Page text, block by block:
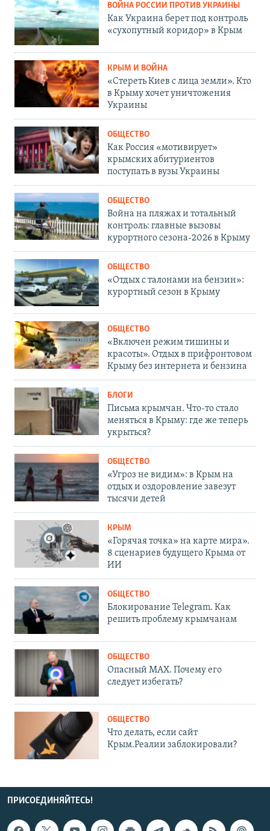
ВОЙНА РОССИИ ПРОТИВ УКРАИНЫ
Как Украина берет под контроль
«сухопутный коридор» в Крым
КРЫМ И ВОЙНА
«Стереть Киев с лица земли». Кто
в Крыму хочет уничтожения
Украины
ОБЩЕСТВО
Как Россия «мотивирует»
крымских абитуриентов
поступать в вузы Украины
ОБЩЕСТВО
Война на пляжах и тотальный
контроль: главные вызовы
курортного сезона-2026 в Крыму
ОБЩЕСТВО
«Отдых с талонами на бензин»:
курортный сезон в Крыму
ОБЩЕСТВО
«Включен режим тишины и
красоты». Отдых в прифронтовом
Крыму без интернета и бензина
БЛОГИ
Письма крымчан. Что-то стало
меняться в Крыму: где же теперь
укрыться?
ОБЩЕСТВО
«Угроз не видим»: в Крым на
отдых и оздоровление завезут
тысячи детей
КРЫМ
«Горячая точка» на карте мира».
8 сценариев будущего Крыма от
ИИ
ОБЩЕСТВО
Блокирование Telegram. Как
решить проблему крымчанам
ОБЩЕСТВО
Опасный MAX. Почему его
следует избегать?
ОБЩЕСТВО
Что делать, если сайт
Крым.Реалии заблокировали?
ПРИСОЕДИНЯЙТЕСЬ!